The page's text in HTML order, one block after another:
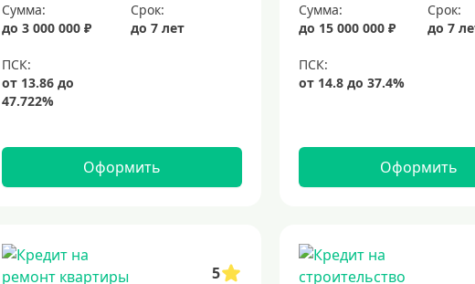
Сумма:
до 3 000 000 ₽
Срок:
до 7 лет
Оформить
Сумма:
до 15 000 000 ₽
Срок:
до 7
Оформить
5